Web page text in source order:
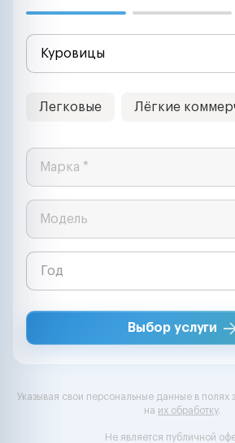
Легковые Лёгкие
Марка *
Модель
Выбор услуги
Указывая свои персональные данные в полях
на их обработку.
Не является публичной